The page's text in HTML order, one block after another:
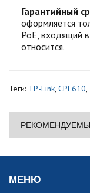
Гарантийный
оформляется
PoE, входящий
относится.
Теги: TP-Link, CPE610,
МЕНЮ